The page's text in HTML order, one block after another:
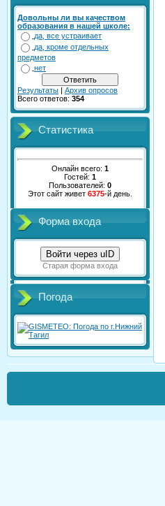
Довольны ли вы качеством
образования в нашей школе:
да, все устраивает
да, кроме отдельных
предметов
нет
Результаты | Архив опросов
Всего ответов: 354
Статистика
Онлайн всего: 1
Гостей: 1
Пользователей: 0
Этот сайт живет 6375-й день.
Форма входа
Войти через uID
Старая форма входа
Погода